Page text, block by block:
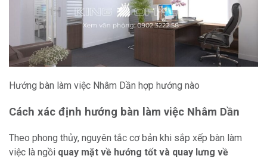
Hướng bàn làm việc Nhâm Dần hợp hướng nào
Cách xác định hướng bàn làm việc Nhâm Dần
Theo phong thủy, nguyên tắc cơ bản khi sắp xếp bàn làm
việc là ngồi quay mặt về hướng tốt và quay lưng về